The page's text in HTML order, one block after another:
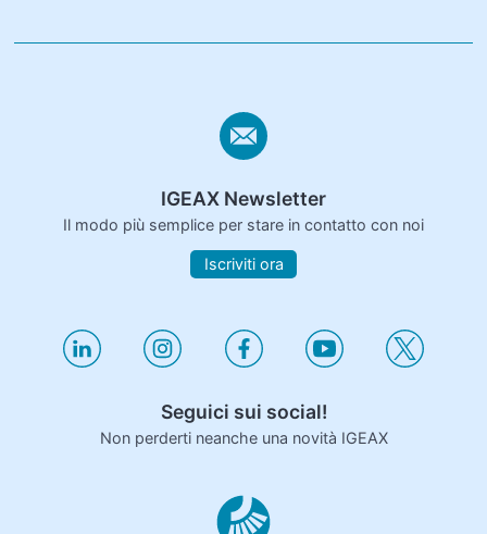
IGEAX Newsletter
Il modo più semplice per stare in contatto con noi
Iscriviti ora
Seguici sui social!
Non perderti neanche una novità IGEAX